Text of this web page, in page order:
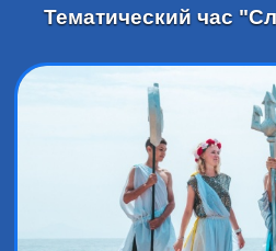
Тематический час